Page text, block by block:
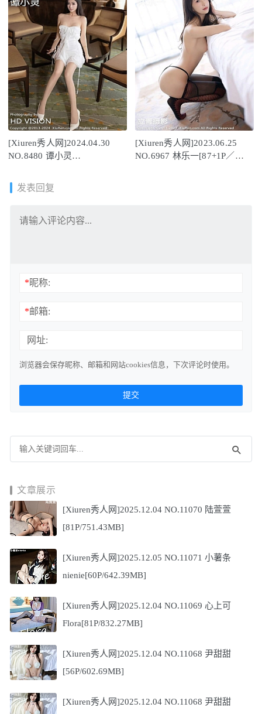
[Xiuren秀人网]2024.04.30
NO.8480 谭小灵
[Xiuren秀人网]2023.06.25
NO.6967 林乐一[87+1P／
发表回复
*昵称:
*邮箱:
网址:
浏览器会保存昵称、邮箱和网站cookies信息，下次评论时使用。
文章展示
[Xiuren秀人网]2025.12.04 NO.11070 陆萱萱
[81P/751.43MB]
[Xiuren秀人网]2025.12.05 NO.11071 小薯条
nienie[60P/642.39MB]
[Xiuren秀人网]2025.12.04 NO.11069 心上可
Flora[81P/832.27MB]
[Xiuren秀人网]2025.12.04 NO.11068 尹甜甜
[56P/602.69MB]
[Xiuren秀人网]2025.12.04 NO.11068 尹甜甜